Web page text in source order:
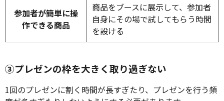
参加者が簡単に操
作できる商品
商品をブースに展示して、参加者
自身にその場で試してもらう時間
を設ける
③プレゼンの枠を大きく取り過ぎない
1回のプレゼンに割く時間が長すぎたり、プレゼンを行う頻